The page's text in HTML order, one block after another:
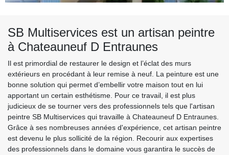
SB Multiservices est un artisan peintre
à Chateauneuf D Entraunes
Il est primordial de restaurer le design et l’éclat des murs
extérieurs en procédant à leur remise à neuf. La peinture est une
bonne solution qui permet d’embellir votre maison tout en lui
apportant un certain esthétisme. Pour ce travail, il est plus
judicieux de se tourner vers des professionnels tels que l'artisan
peintre SB Multiservices qui travaille à Chateauneuf D Entraunes.
Grâce à ses nombreuses années d'expérience, cet artisan peintre
est devenu le plus sollicité de la région. Recourir aux expertises
des professionnels dans le domaine vous garantira le succès de